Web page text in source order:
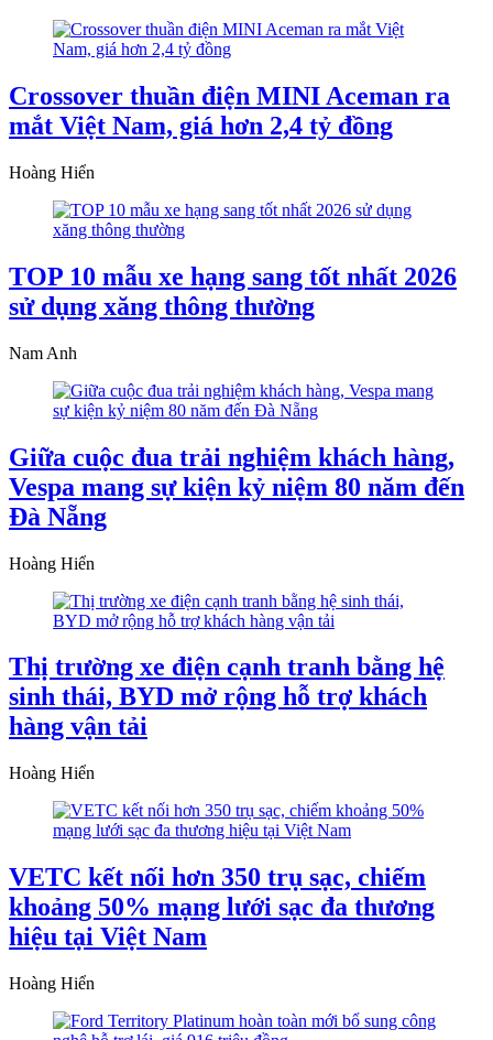
Crossover thuần điện MINI Aceman ra
mắt Việt Nam, giá hơn 2,4 tỷ đồng
Hoàng Hiển
TOP 10 mẫu xe hạng sang tốt nhất 2026
sử dụng xăng thông thường
Nam Anh
Giữa cuộc đua trải nghiệm khách hàng,
Vespa mang sự kiện kỷ niệm 80 năm đến
Đà Nẵng
Hoàng Hiển
Thị trường xe điện cạnh tranh bằng hệ
sinh thái, BYD mở rộng hỗ trợ khách
hàng vận tải
Hoàng Hiển
VETC kết nối hơn 350 trụ sạc, chiếm
khoảng 50% mạng lưới sạc đa thương
hiệu tại Việt Nam
Hoàng Hiển